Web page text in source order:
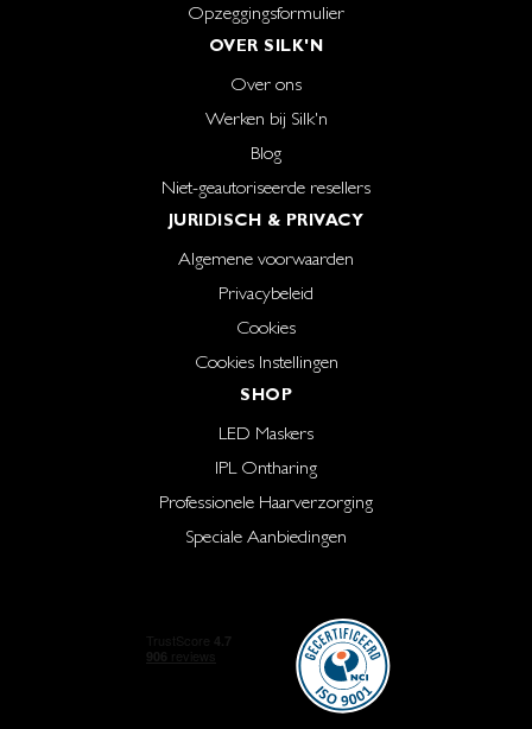
Opzeggingsformulier
OVER SILK'N
Over ons
Werken bij Silk'n
Blog
Niet-geautoriseerde resellers
JURIDISCH & PRIVACY
Algemene voorwaarden
Privacybeleid
Cookies
Cookies Instellingen
SHOP
LED Maskers
IPL Ontharing
Professionele Haarverzorging
Speciale Aanbiedingen